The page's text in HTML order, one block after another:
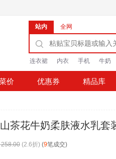
站内 全网
连衣裙 内衣 手机 牛奶
价 优惠券 精品库
山茶花牛奶柔肤液水乳套
258.00 (2.6折) (9笔成交)